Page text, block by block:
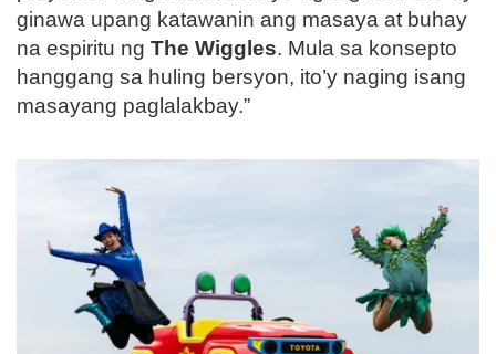
ginawa upang katawanin ang masaya at buhay
na espiritu ng The Wiggles. Mula sa konsepto
hanggang sa huling bersyon, ito’y naging isang
masayang paglalakbay.”